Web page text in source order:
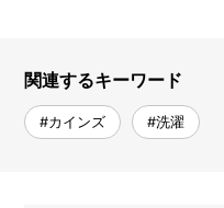
関連するキーワード
#カインズ #洗濯